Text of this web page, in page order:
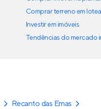
Comprar terreno em
Investir em imóveis
Tendências do mercado
Recanto das Emas